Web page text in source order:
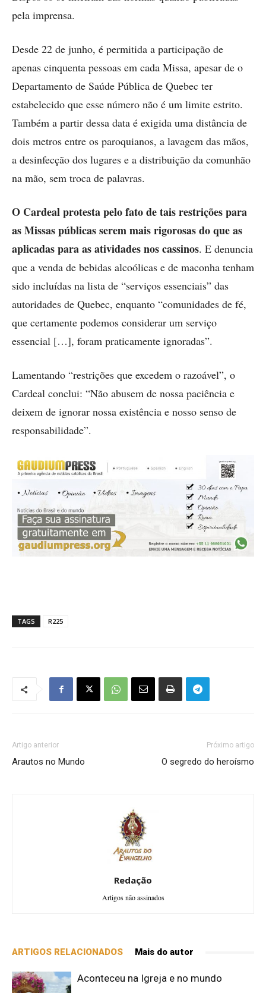
pela imprensa.
Desde 22 de junho, é permitida a participação de
apenas cinquenta pessoas em cada Missa, apesar de o
Departamento de Saúde Pública de Quebec ter
estabelecido que esse número não é um limite estrito.
Também a partir dessa data é exigida uma distância de
dois metros entre os paroquianos, a lavagem das mãos,
a desinfecção dos lugares e a distribuição da comunhão
na mão, sem troca de palavras.
O Cardeal protesta pelo fato de tais restrições para
as Missas públicas serem mais rigorosas do que as
aplicadas para as atividades nos cassinos. E denuncia
que a venda de bebidas alcoólicas e de maconha tenham
sido incluídas na lista de “serviços essenciais” das
autoridades de Quebec, enquanto “comunidades de fé,
que certamente podemos considerar um serviço
essencial […], foram praticamente ignoradas”.
Lamentando “restrições que excedem o razoável”, o
Cardeal conclui: “Não abusem de nossa paciência e
deixem de ignorar nossa existência e nosso senso de
responsabilidade”.
TAGS R225
Artigo anterior
Arautos no Mundo
Próximo artigo
O segredo do heroísmo
Redação
Artigos não assinados
ARTIGOS RELACIONADOS Mais do autor
Aconteceu na Igreja e no mundo